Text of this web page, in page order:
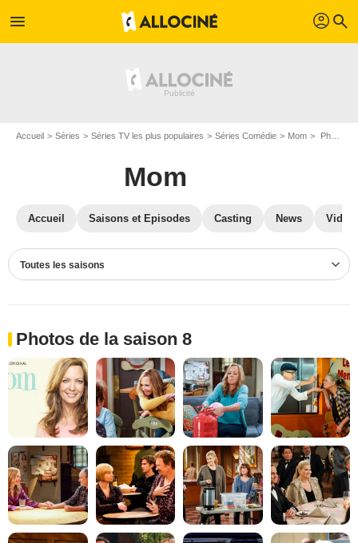
menu profil search
Accueil Séries Séries TV les plus populaires Séries Comédie Mom Photos Mom
Mom
Accueil Saisons et Episodes Casting News
Toutes les saisons
Photos de la saison 8